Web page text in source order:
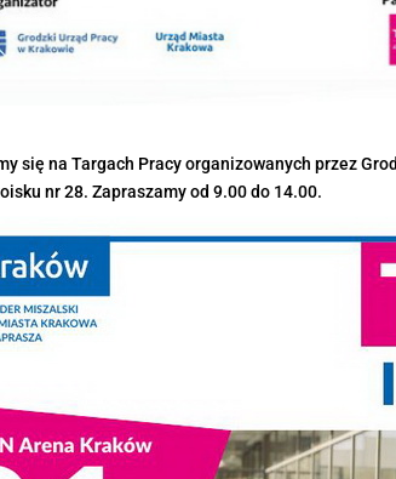
się na Targach Pracy organizowanych przez
nr 28. Zapraszamy od 9.00 do 14.00.